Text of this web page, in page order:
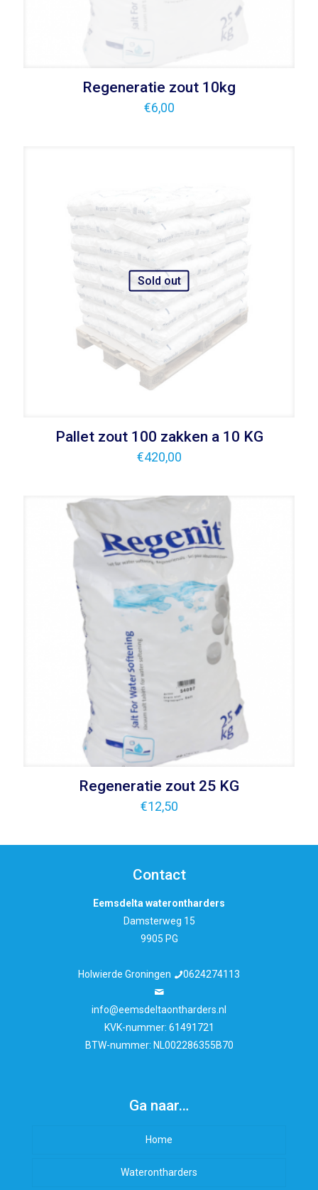
Regeneratie zout 10kg
€6,00
Sold out
Pallet zout 100 zakken a 10 KG
€420,00
Regeneratie zout 25 KG
€12,50
Contact
Eemsdelta waterontharders
Damsterweg 15
9905 PG
Holwierde Groningen 0624274113
info@eemsdeltaontharders.nl
KVK-nummer: 61491721
BTW-nummer: NL002286355B70
Ga naar…
Home
Waterontharders